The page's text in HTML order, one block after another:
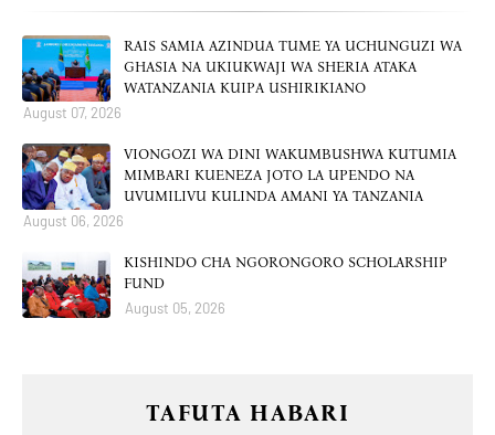
RAIS SAMIA AZINDUA TUME YA UCHUNGUZI WA
GHASIA NA UKIUKWAJI WA SHERIA ATAKA
WATANZANIA KUIPA USHIRIKIANO
August 07, 2026
VIONGOZI WA DINI WAKUMBUSHWA KUTUMIA
MIMBARI KUENEZA JOTO LA UPENDO NA
UVUMILIVU KULINDA AMANI YA TANZANIA
August 06, 2026
KISHINDO CHA NGORONGORO SCHOLARSHIP
FUND
August 05, 2026
TAFUTA HABARI